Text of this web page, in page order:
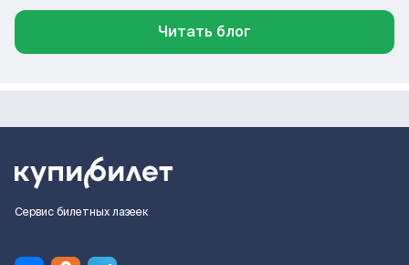
Читать блог
Сервис билетных лазеек